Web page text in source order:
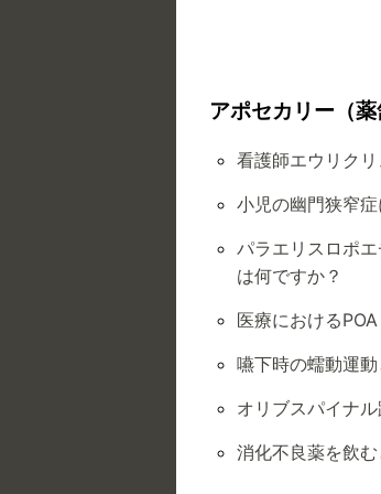
アポセカリー（
看護師エウリク
小児の幽門狭窄
パラエリスロポ
は何ですか？
医療における
嚥下時の蠕動運
オリブスパイナ
消化不良薬を飲